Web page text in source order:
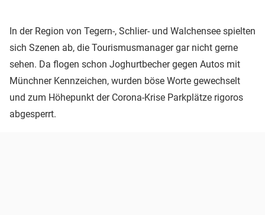
In der Region von Tegern-, Schlier- und Walchensee spielten
sich Szenen ab, die Tourismusmanager gar nicht gerne
sehen. Da flogen schon Joghurtbecher gegen Autos mit
Münchner Kennzeichen, wurden böse Worte gewechselt
und zum Höhepunkt der Corona-Krise Parkplätze rigoros
abgesperrt.